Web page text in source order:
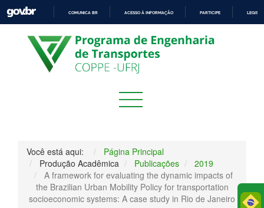
PARA
O
CONTEÚDO
COMUNICA BR ACESSO À INFORMAÇÃO PARTICIPE
Você está aqui:
Página Principal
Produção Acadêmica
Publicações
2019
A framework for evaluating the dynamic impacts of
the Brazilian Urban Mobility Policy for transportation
socioeconomic systems: A case study in Rio de Janeiro